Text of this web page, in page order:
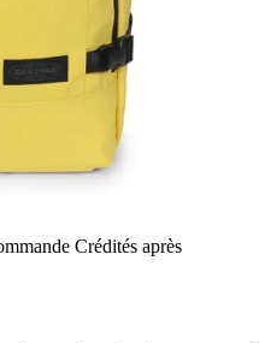
Crédités après